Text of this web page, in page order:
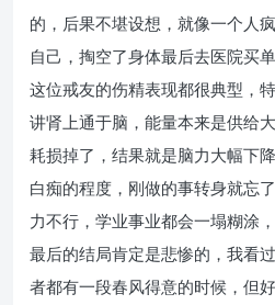
的，后果不堪设想，就像一个人
自己，掏空了身体最后去医院买
这位戒友的伤精表现都很典型，
讲肾上通于脑，能量本来是供给
耗损掉了，结果就是脑力大幅下
白痴的程度，刚做的事转身就忘
力不行，学业事业都会一塌糊涂
最后的结局肯定是悲惨的，我看
者都有一段春风得意的时候，但